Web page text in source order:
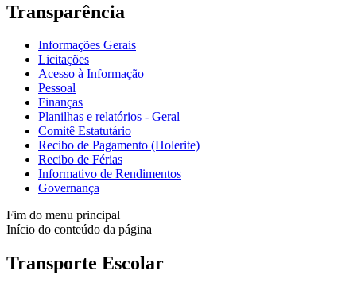
Transparência
Informações Gerais
Licitações
Acesso à Informação
Pessoal
Finanças
Planilhas e relatórios - Geral
Comitê Estatutário
Recibo de Pagamento (Holerite)
Recibo de Férias
Informativo de Rendimentos
Governança
Fim do menu principal
Início do conteúdo da página
Transporte Escolar